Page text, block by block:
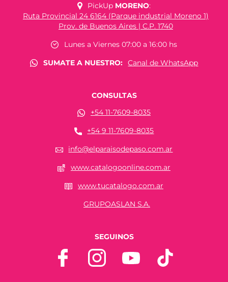
PickUp MORENO:
Ruta Provincial 24 6164 (Parque industrial Moreno 1)
Prov. de Buenos Aires | C.P. 1740
Lunes a Viernes 07:00 a 16:00 hs
SUMATE A NUESTRO:
Canal de WhatsApp
CONSULTAS
+54 11-7609-8035
+54 9 11-7609-8035
info@elparaisodepaso.com.ar
www.catalogoonline.com.ar
www.tucatalogo.com.ar
GRUPOASLAN S.A.
SEGUINOS